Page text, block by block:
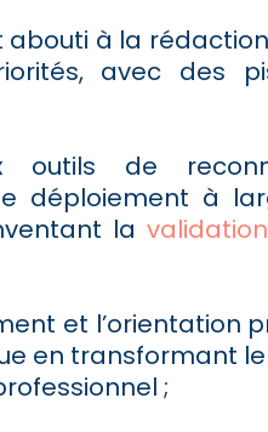
à la rédaction
avec des
outils de
déploiement à
la
et l’orientation
en transformant le
;